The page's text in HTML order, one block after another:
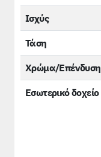
Ισχύς
Τάση
Χρώμα/Επένδυση
Εσωτερικό δοχείο